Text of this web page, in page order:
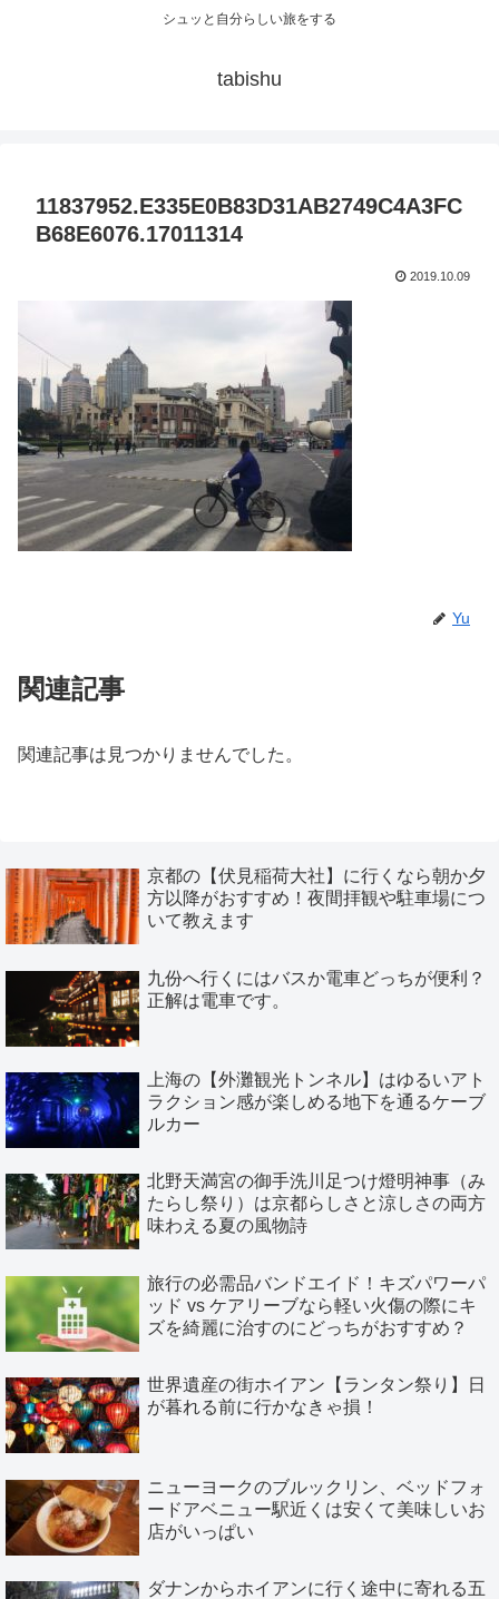
シュッと自分らしい旅をする
tabishu
11837952.E335E0B83D31AB2749C4A3FC
B68E6076.17011314
2019.10.09
Yu
関連記事
関連記事は見つかりませんでした。
京都の【伏見稲荷大社】に行くなら朝か夕
方以降がおすすめ！夜間拝観や駐車場につ
いて教えます
九份へ行くにはバスか電車どっちが便利？
正解は電車です。
上海の【外灘観光トンネル】はゆるいアト
ラクション感が楽しめる地下を通るケーブ
ルカー
北野天満宮の御手洗川足つけ燈明神事（み
たらし祭り）は京都らしさと涼しさの両方
味わえる夏の風物詩
旅行の必需品バンドエイド！キズパワーパ
ッド vs ケアリーブなら軽い火傷の際にキ
ズを綺麗に治すのにどっちがおすすめ？
世界遺産の街ホイアン【ランタン祭り】日
が暮れる前に行かなきゃ損！
ニューヨークのブルックリン、ベッドフォ
ードアベニュー駅近くは安くて美味しいお
店がいっぱい
ダナンからホイアンに行く途中に寄れる五